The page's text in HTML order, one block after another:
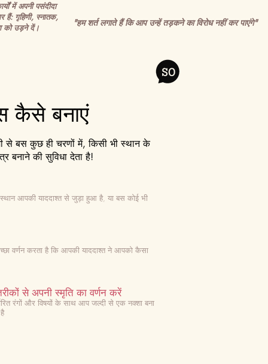
में अपनी पसंदीदा
हैं: गृहिणी, स्नातक,
को उड़ने दें।
"हम शर्त लगाते हैं कि आप उन्हें तड़कने का विरोध नहीं कर पाएंगे"
कैसे बनाएं
से बस कुछ ही चरणों में, किसी भी स्थान के
बनाने की सुविधा देता है!
आपकी याददाश्त से जुड़ा हुआ है, या बस कोई भी
वर्णन करता है कि आपकी याददाश्त ने आपको कैसा
से अपनी स्मृति का वर्णन करें
रंगों और विषयों के साथ आप जल्दी से एक नक्शा बना